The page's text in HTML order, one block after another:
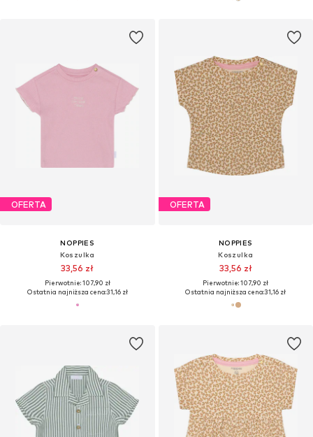
OFERTA
NOPPIES
Koszulka
33,56 zł
Pierwotnie: 107,90 zł
Ostatnia najniższa cena:31,16 zł
OFERTA
NOPPIES
Koszulka
33,56 zł
Pierwotnie: 107,90 zł
Ostatnia najniższa cena:31,16 zł